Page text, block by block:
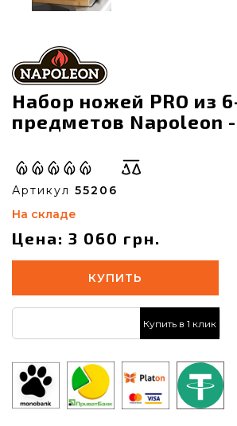
Набор ножей PRO из
предметов Napoleon
Артикул 55206
На складе
Цена: 3 060 грн.
КУПИТЬ
Купить в 1 клик